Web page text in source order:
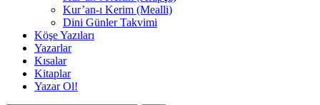
Kur’an-ı Kerim (Mealli)
Dini Günler Takvimi
Köşe Yazıları
Yazarlar
Kısalar
Kitaplar
Yazar Ol!